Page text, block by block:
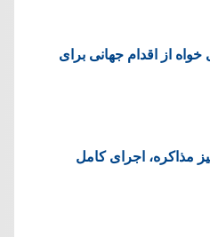
از اقدام جهانی برای
مذاکره، اجرای کامل